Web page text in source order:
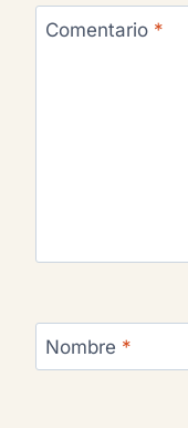
Comentario *
Nombre *